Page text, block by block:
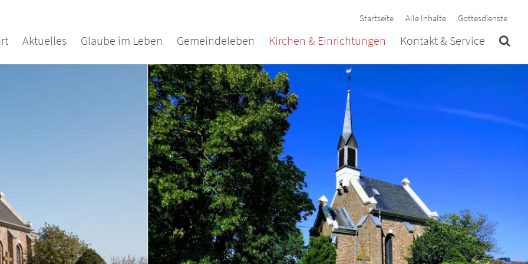
Startseite Alle Inhalte Gottesdienste
Aktuelles Glaube im Leben Gemeindeleben Kirchen & Einrichtungen Kontakt & Service